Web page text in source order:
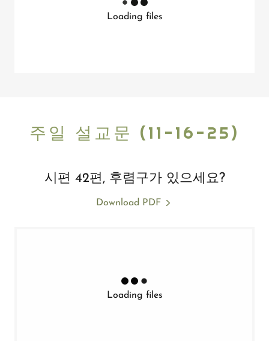
Loading files
주일 설교문 (11-16-25)
시편 42편, 후렴구가 있으세요?
Download PDF
Loading files